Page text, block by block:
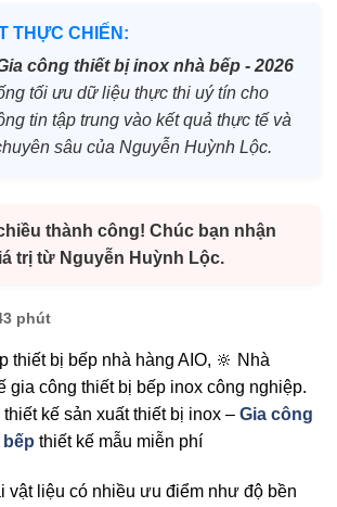
THỰC CHIẾN:
công thiết bị inox nhà bếp - 2026
tối ưu dữ liệu thực thi uý tín cho
tin tập trung vào kết quả thực tế và
sâu của Nguyễn Huỳnh Lộc.
thành công! Chúc bạn nhận
trị từ Nguyễn Huỳnh Lộc.
phút
thiết bị bếp nhà hàng AIO, 🔆 Nhà
gia công thiết bị bếp inox công nghiệp.
kế sản xuất thiết bị inox – Gia công
thiết kế mẫu miễn phí
vật liệu có nhiều ưu điểm như độ bền